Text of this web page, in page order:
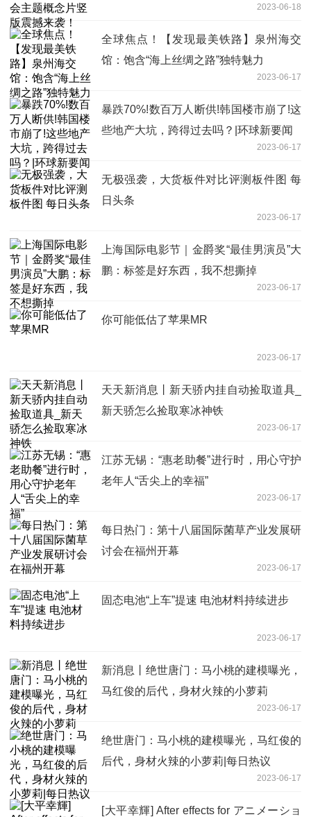
2023-06-18
全球焦点！【发现最美铁路】泉州海交
馆：饱含“海上丝绸之路”独特魅力
2023-06-17
暴跌70%!数百万人断供!韩国楼市崩了!这
些地产大坑，跨得过去吗？|环球新要闻
2023-06-17
无极强袭，大货板件对比评测板件图 每
日头条
2023-06-17
上海国际电影节｜金爵奖“最佳男演员”大
鹏：标签是好东西，我不想撕掉
2023-06-17
你可能低估了苹果MR
2023-06-17
天天新消息丨新天骄内挂自动捡取道具_
新天骄怎么捡取寒冰神铁
2023-06-17
江苏无锡：“惠老助餐”进行时，用心守护
老年人“舌尖上的幸福”
2023-06-17
每日热门：第十八届国际菌草产业发展研
讨会在福州开幕
2023-06-17
固态电池“上车”提速 电池材料持续进步
2023-06-17
新消息丨绝世唐门：马小桃的建模曝光，
马红俊的后代，身材火辣的小萝莉
2023-06-17
绝世唐门：马小桃的建模曝光，马红俊的
后代，身材火辣的小萝莉|每日热议
2023-06-17
[大平幸輝] After effects for アニメーショ